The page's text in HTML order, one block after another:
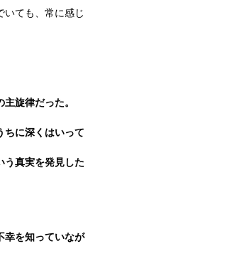
いても、常に感じ
主旋律だった。
ちに深くはいって
う真実を発見した
幸を知っていなが